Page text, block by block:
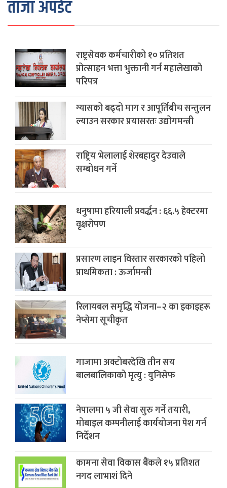
ताजा अपडेट
राष्ट्रसेवक कर्मचारीको १० प्रतिशत
प्रोत्साहन भत्ता भुक्तानी गर्न महालेखाको
परिपत्र
ग्यासको बढ्दो माग र आपूर्तिबीच सन्तुलन
ल्याउन सरकार प्रयासरतः उद्योगमन्त्री
राष्ट्रिय भेलालाई शेरबहादुर देउवाले
सम्बोधन गर्ने
धनुषामा हरियाली प्रवर्द्धन : ६६‍.५ हेक्टरमा
वृक्षरोपण
प्रसारण लाइन विस्तार सरकारको पहिलो
प्राथमिकता : ऊर्जामन्त्री
रिलायबल समृद्धि योजना–२ का इकाइहरू
नेप्सेमा सूचीकृत
गाजामा अक्टोबरदेखि तीन सय
बालबालिकाको मृत्यु : युनिसेफ
नेपालमा ५ जी सेवा सुरु गर्ने तयारी,
मोबाइल कम्पनीलाई कार्ययोजना पेश गर्न
निर्देशन
कामना सेवा विकास बैंकले १५ प्रतिशत
नगद लाभाशं दिने